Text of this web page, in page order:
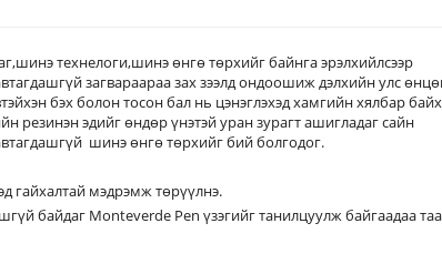
технелоги,шинэ өнгө төрхийг байнга эрэлхийлсээр
загвараараа зах зээлд ондоошиж дэлхийн улс
бэх болон тосон бал нь цэнэглэхэд хамгийн хялбар
резинэн эдийг өндөр үнэтэй уран зурагт ашигладаг сайн
шинэ өнгө төрхийг бий болгодог.
гайхалтай мэдрэмж төрүүлнэ.
байдаг Monteverde Pen үзэгийг танилцуулж байгаадаа